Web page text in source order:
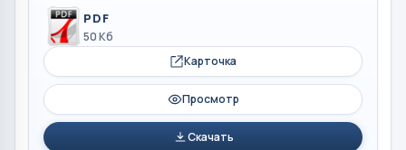
PDF
50 Кб
Карточка
Просмотр
Скачать